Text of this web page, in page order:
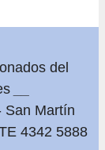
del
San Martín
4342 5888